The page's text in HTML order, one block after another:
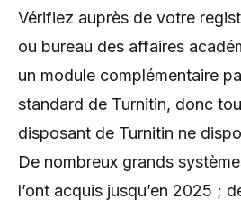
Vérifiez auprès de votre
ou bureau des affaires
un module complémentaire
standard de Turnitin, donc
disposant de Turnitin ne
De nombreux grands
l’ont acquis jusqu’en 2025 ;